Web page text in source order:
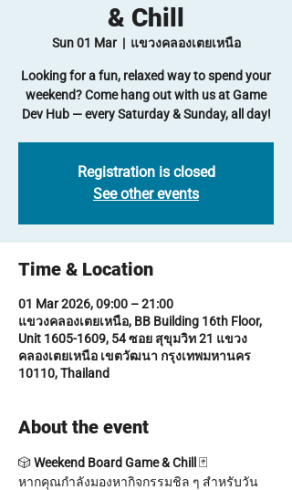
& Chill
Sun 01 Mar
  |
แขวงคลองเตยเหนือ
Looking for a fun, relaxed way to spend your
weekend? Come hang out with us at Game
Dev Hub — every Saturday & Sunday, all day!
Registration is closed
See other events
Time & Location
01 Mar 2026, 09:00 – 21:00
แขวงคลองเตยเหนือ, BB Building 16th Floor,
Unit 1605-1609, 54 ซอย สุขุมวิท 21 แขวง
คลองเตยเหนือ เขตวัฒนา กรุงเทพมหานคร
10110, Thailand
About the event
🎲 Weekend Board Game & Chill
🃏
หากคุณกำลังมองหากิจกรรมชิล ๆ สำหรับวัน